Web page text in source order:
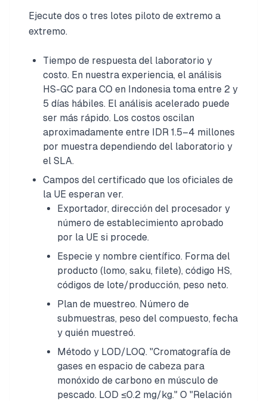
Ejecute dos o tres lotes piloto de extremo a
extremo.
Tiempo de respuesta del laboratorio y
costo. En nuestra experiencia, el análisis
HS-GC para CO en Indonesia toma entre 2 y
5 días hábiles. El análisis acelerado puede
ser más rápido. Los costos oscilan
aproximadamente entre IDR 1.5–4 millones
por muestra dependiendo del laboratorio y
el SLA.
Campos del certificado que los oficiales de
la UE esperan ver.
Exportador, dirección del procesador y
número de establecimiento aprobado
por la UE si procede.
Especie y nombre científico. Forma del
producto (lomo, saku, filete), código HS,
códigos de lote/producción, peso neto.
Plan de muestreo. Número de
submuestras, peso del compuesto, fecha
y quién muestreó.
Método y LOD/LOQ. "Cromatografía de
gases en espacio de cabeza para
monóxido de carbono en músculo de
pescado. LOD ≤0.2 mg/kg." O "Relación